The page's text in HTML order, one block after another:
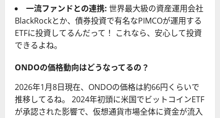
一流ファンドとの連携: 世界最大級の資産運用会社
BlackRockとか、債券投資で有名なPIMCOが運用する
ETFに投資してるんだって！ これなら、安心して投資
できるよね。
ONDOの価格動向はどうなってるの？
2026年1月8日現在、ONDOの価格は約66円くらいで
推移してるね。 2024年初頭に米国でビットコインETF
が承認された影響で、仮想通貨市場全体に資金が流入